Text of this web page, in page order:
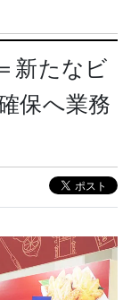
新たなビ
保へ業務